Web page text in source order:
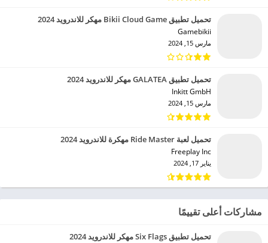
تحميل تطبيق Bikii Cloud Game مهكر للاندرويد 2024
Gamebikii‏
مارس 15, 2024
تحميل تطبيق GALATEA مهكر للاندرويد 2024
Inkitt GmbH‏
مارس 15, 2024
تحميل لعبة Ride Master مهكرة للاندرويد 2024
Freeplay Inc‏
يناير 17, 2024
مشاركات أعلى تقييمًا
تحميل تطبيق Six Flags مهكر للاندرويد 2024